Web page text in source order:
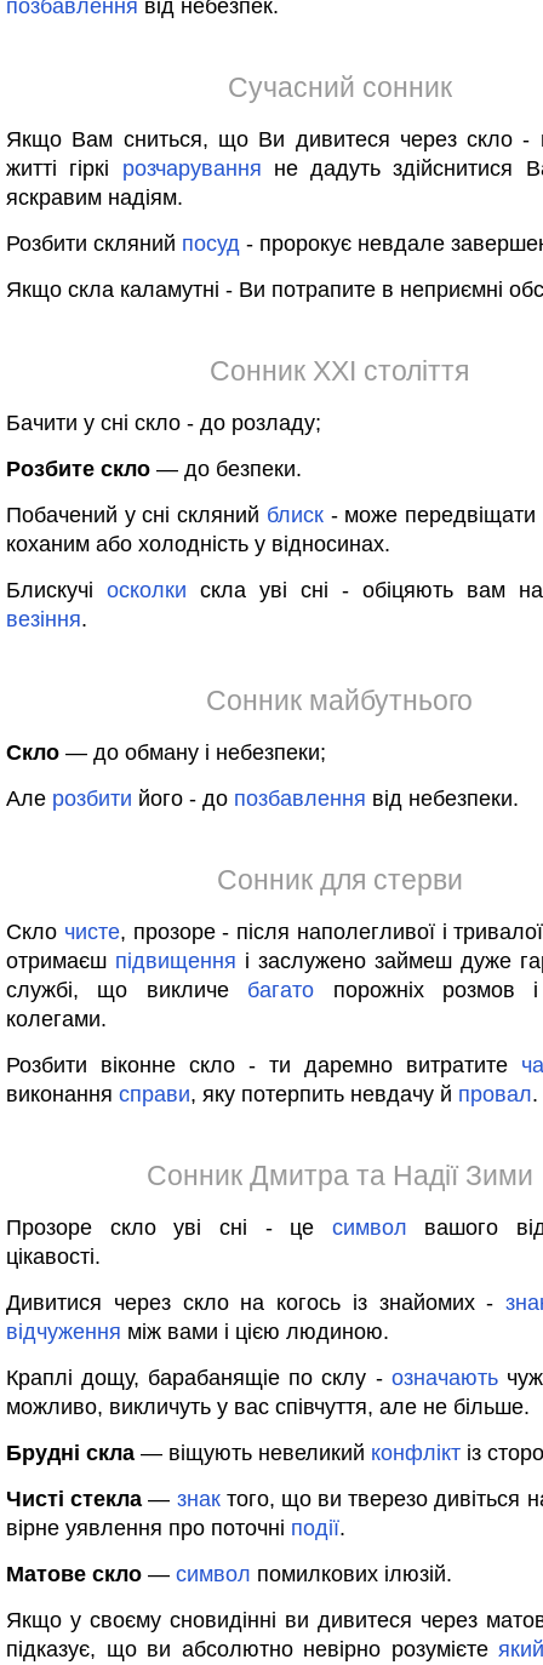
позбавлення від небезпек.
Сучасний сонник
Якщо Вам сниться, що Ви дивитеся через скло -
житті гіркі розчарування не дадуть здійснитися
яскравим надіям.
Розбити скляний посуд - пророкує невдале
Якщо скла каламутні - Ви потрапите в неприємні
Сонник XXI століття
Бачити у сні скло - до розладу;
Розбите скло — до безпеки.
Побачений у сні скляний блиск- може
коханим або холодність у відносинах.
Блискучі осколки скла уві сні - обіцяють вам
везіння.
Сонник майбутнього
Скло — до обману і небезпеки;
Але розбити його - до позбавлення від небезпеки.
Сонник для стерви
Скло чисте, прозоре - після наполегливої і
отримаєш підвищення і заслужено займеш дуже
службі, що викличе багато порожніх розмов
колегами.
Розбити віконне скло - ти даремно витратите
виконання справи, яку потерпить невдачу й провал.
Сонник Дмитра та Надії Зими
Прозоре скло уві сні - це символ вашого
цікавості.
Дивитися через скло на когось із знайомих -
відчуження між вами і цією людиною.
Краплі дощу, барабанящіе по склу - означають
можливо, викличуть у вас співчуття, але не більше.
Брудні скла — віщують невеликий конфлікт із
Чисті стекла — знактого, що ви тверезо дивіться
вірне уявлення про поточні події.
Матове скло — символ помилкових ілюзій.
Якщо у своєму сновидінні ви дивитеся через
підказує, що ви абсолютно невірно розумієте